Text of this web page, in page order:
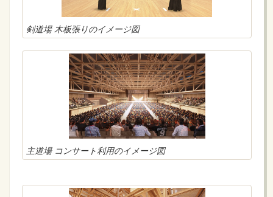
剣道場 木板張りのイメージ図
主道場 コンサート利用のイメージ図